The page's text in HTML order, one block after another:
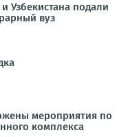
Узбекистана подали
вуз
мероприятия по
комплекса